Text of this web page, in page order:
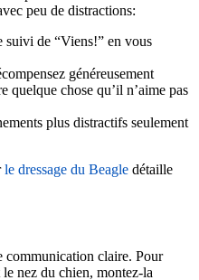
peu de distractions:
suivi de “Viens!” en vous
généreusement
quelque chose qu’il n’aime pas
plus distractifs seulement
le dressage du Beagle détaille
communication claire. Pour
nez du chien, montez-la